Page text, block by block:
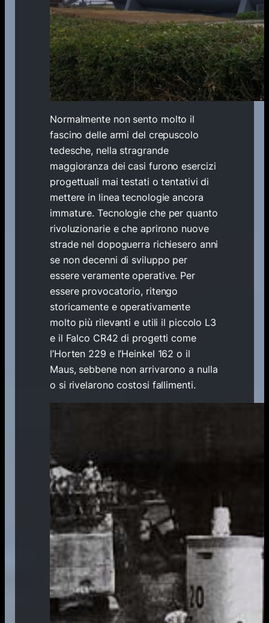
Normalmente non sento molto il
fascino delle armi del crepuscolo
tedesche, nella stragrande
maggioranza dei casi furono esercizi
progettuali mai testati o tentativi di
mettere in linea tecnologie ancora
immature. Tecnologie che per quanto
rivoluzionarie e che aprirono nuove
strade nel dopoguerra richiesero anni
se non decenni di sviluppo per
essere veramente operative. Per
essere provocatorio, ritengo
storicamente e operativamente
molto più rilevanti e utili il piccolo L3
e il Falco CR42 di progetti come
l’Horten 229 e l’Heinkel 162 o il
Maus, sebbene non arrivarono a nulla
o si rivelarono costosi fallimenti.